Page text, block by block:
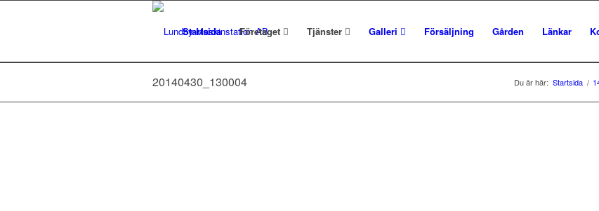
Startsida Företaget Tjänster Galleri Försäljning Gården Länkar
20140430_130004 Du är här: Startsida /